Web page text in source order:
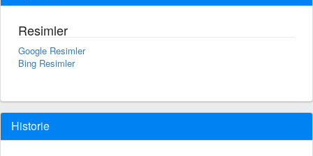
Resimler
Google Resimler
Bing Resimler
Historie